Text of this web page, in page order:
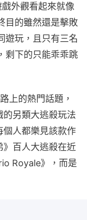
外觀看起來就像
目的雖然還是擊敗
遊玩，且只有三名
剩下的只能乖乖跳
上的熱門話題，
另類大逃殺玩法
個人都樂見該款作
百人大逃殺在近
Royale》，而是